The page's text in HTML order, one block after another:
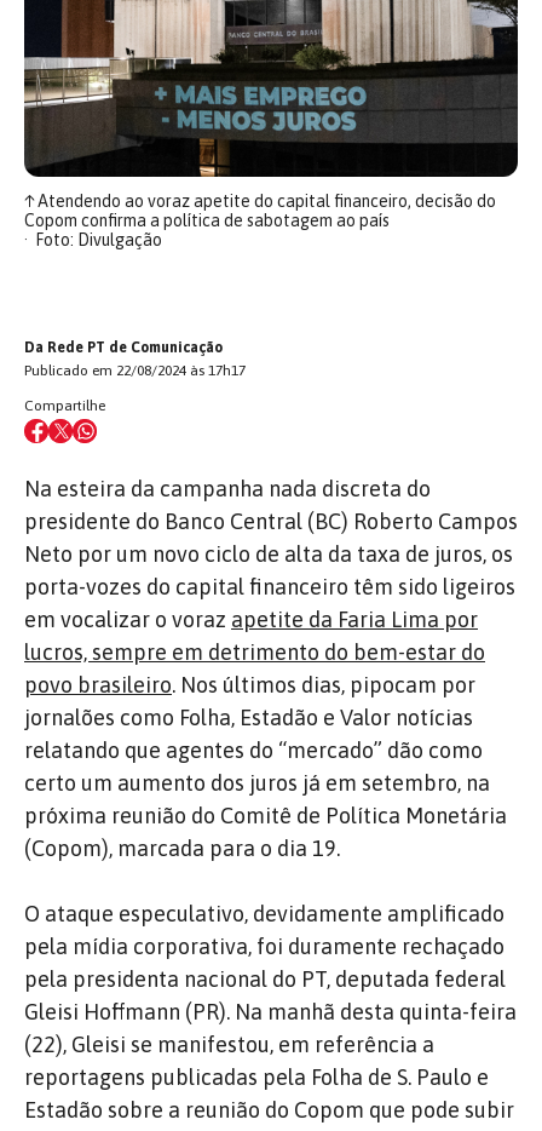
↑Atendendo ao voraz apetite do capital financeiro, decisão do
Copom confirma a política de sabotagem ao país
Foto: Divulgação
Da Rede PT de Comunicação
Publicado em 22/08/2024 às 17h17
Compartilhe
Na esteira da campanha nada discreta do
presidente do Banco Central (BC) Roberto Campos
Neto por um novo ciclo de alta da taxa de juros, os
porta-vozes do capital financeiro têm sido ligeiros
em vocalizar o voraz apetite da Faria Lima por
lucros, sempre em detrimento do bem-estar do
povo brasileiro. Nos últimos dias, pipocam por
jornalões como Folha, Estadão e Valor notícias
relatando que agentes do “mercado” dão como
certo um aumento dos juros já em setembro, na
próxima reunião do Comitê de Política Monetária
(Copom), marcada para o dia 19.
O ataque especulativo, devidamente amplificado
pela mídia corporativa, foi duramente rechaçado
pela presidenta nacional do PT, deputada federal
Gleisi Hoffmann (PR). Na manhã desta quinta-feira
(22), Gleisi se manifestou, em referência a
reportagens publicadas pela Folha de S. Paulo e
Estadão sobre a reunião do Copom que pode subir